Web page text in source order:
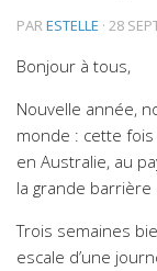
PARESTELLE · 28
Bonjour à tous,
Nouvelle année,
monde : cette
en Australie, au
la grande barrière
Trois semaines
escale d’une